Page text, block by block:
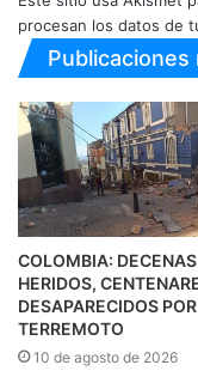
procesan los datos de
Publicaciones
COLOMBIA: DECENAS
HERIDOS,
DESAPARECIDOS
TERREMOTO
10 de agosto de 2026